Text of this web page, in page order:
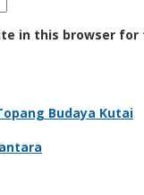
in this browser
Budaya Kutai